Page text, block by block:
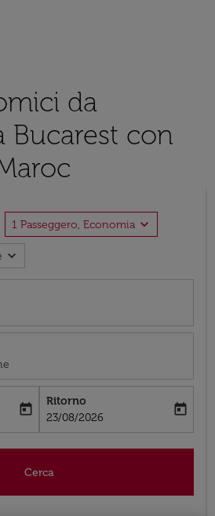
da
Bucarest con
1 Passeggero, Economia expand_more
expand_more
aria-label
today
Ritorno
fc-booking-return-date-aria-label
23/08/2026
today
Cerca